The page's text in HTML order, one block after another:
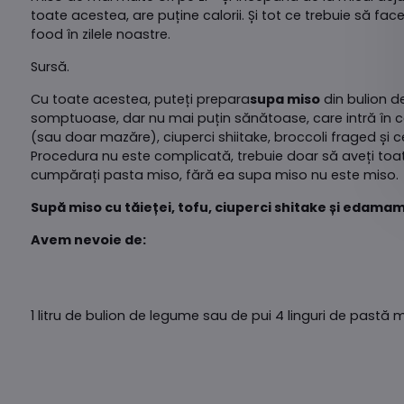
toate acestea, are puține calorii. Și tot ce trebuie să
food în zilele noastre.
Sursă.
Cu toate acestea, puteți preparasupa misodin bulion
somptuoase, dar nu mai puțin sănătoase, care intră
(sau doar mazăre), ciuperci shiitake, broccoli fraged și
Procedura nu este complicată, trebuie doar să aveți
cumpărați pasta miso, fără ea supa miso nu este miso.
Supă miso cu tăieței, tofu, ciuperci shitake și
Avem nevoie de:
1 litru de bulion de legume sau de pui 4 linguri de pastă